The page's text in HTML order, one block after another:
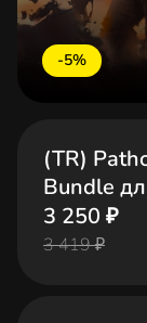
-5%
(TR)
Bundle
3 250 ₽
3 419 ₽